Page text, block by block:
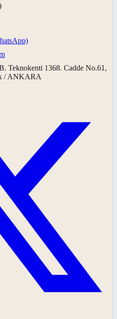
Teknokenti 1368. Cadde No.61,
/ ANKARA